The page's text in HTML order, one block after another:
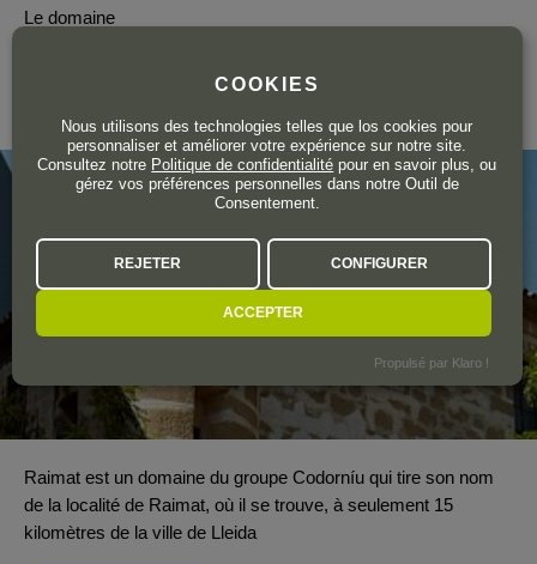
Le domaine
Raimat est un domaine du groupe Codorníu qui tire son nom
de la localité de Raimat, où il se trouve, à seulement 15
kilomètres de la ville de Lleida
COOKIES
Nous utilisons des technologies telles que los cookies pour
personnaliser et améliorer votre expérience sur notre site.
Consultez notre Politique de confidentialité pour en savoir plus, ou
gérez vos préférences personnelles dans notre Outil de
Consentement.
REJETER CONFIGURER
ACCEPTER
Propulsé par Klaro !